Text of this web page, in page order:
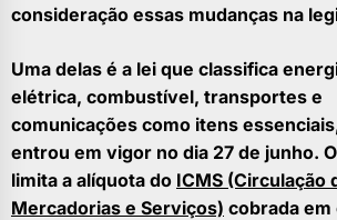
consideração essas mudanças na
Uma delas é a lei que classifica
elétrica, combustível, transportes e
comunicações como itens
entrou em vigor no dia 27 de junho.
limita a alíquota do ICMS (Circulação
Mercadorias e Serviços) cobrada em